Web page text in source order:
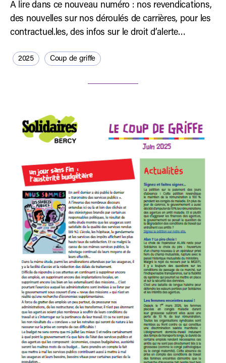
A lire dans ce nouveau numéro : nos revendications,
des nouvelles sur nos déroulés de carrières, pour les
contractuel.les, des infos sur le droit d’alerte…
2025 Coup de griffe